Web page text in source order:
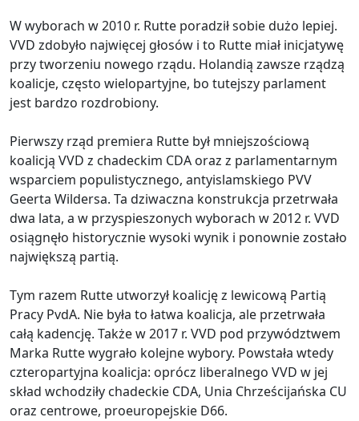
W wyborach w 2010 r. Rutte poradził sobie dużo lepiej.
VVD zdobyło najwięcej głosów i to Rutte miał inicjatywę
przy tworzeniu nowego rządu. Holandią zawsze rządzą
koalicje, często wielopartyjne, bo tutejszy parlament
jest bardzo rozdrobiony.
Pierwszy rząd premiera Rutte był mniejszościową
koalicją VVD z chadeckim CDA oraz z parlamentarnym
wsparciem populistycznego, antyislamskiego PVV
Geerta Wildersa. Ta dziwaczna konstrukcja przetrwała
dwa lata, a w przyspieszonych wyborach w 2012 r. VVD
osiągnęło historycznie wysoki wynik i ponownie zostało
największą partią.
Tym razem Rutte utworzył koalicję z lewicową Partią
Pracy PvdA. Nie była to łatwa koalicja, ale przetrwała
całą kadencję. Także w 2017 r. VVD pod przywództwem
Marka Rutte wygrało kolejne wybory. Powstała wtedy
czteropartyjna koalicja: oprócz liberalnego VVD w jej
skład wchodziły chadeckie CDA, Unia Chrześcijańska CU
oraz centrowe, proeuropejskie D66.